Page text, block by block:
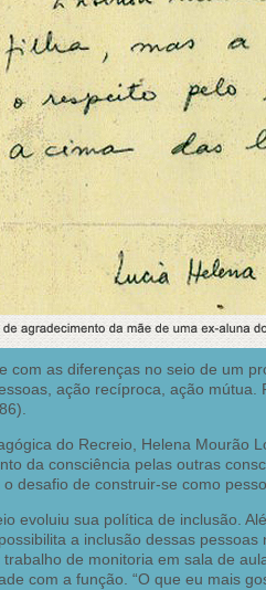
com as diferenças no seio de um
ação recíproca, ação
do Recreio, Helena Mourão
da consciência pelas outras
desafio de construir-se como
evoluiu sua política de inclusão.
a inclusão dessas
de monitoria em sala de
com a função. “O que eu mais